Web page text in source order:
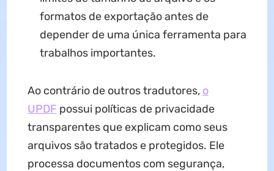
formatos de exportação antes de
depender de uma única ferramenta para
trabalhos importantes.
Ao contrário de outros tradutores, o
UPDF possui políticas de privacidade
transparentes que explicam como seus
arquivos são tratados e protegidos. Ele
processa documentos com segurança,